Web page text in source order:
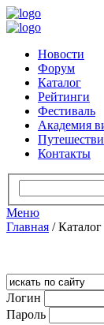
Новости
Форум
Каталог
Рейтинги
Фестиваль
Академия
Контакты
Меню
Главная /Каталог
Логин
Пароль